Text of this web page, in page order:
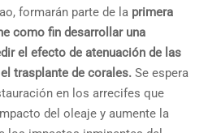
formarán parte de la primera
como fin desarrollar una
el efecto de atenuación de las
trasplante de corales. Se espera
en los arrecifes que
del oleaje y aumente la